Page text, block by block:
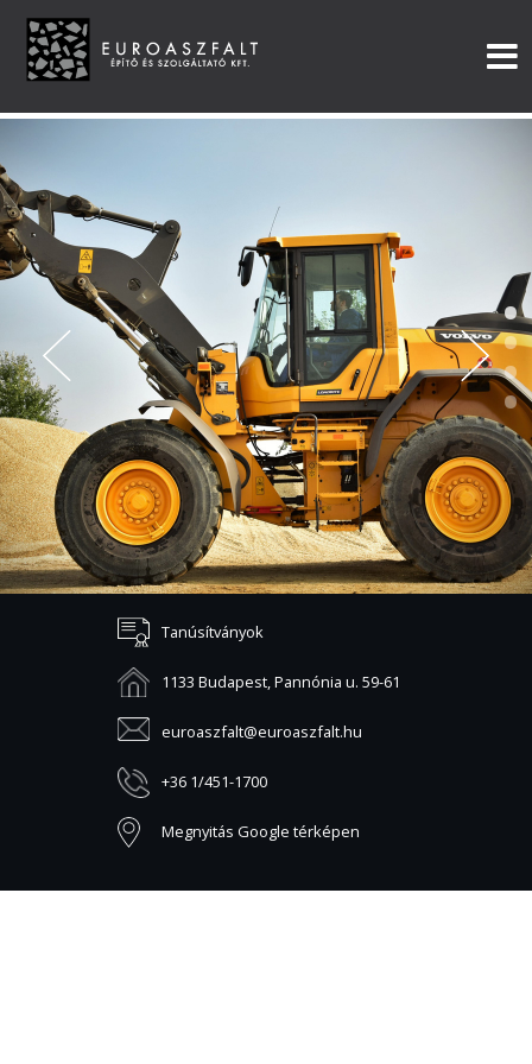
•
•
•
•
Tanúsítványok
1133 Budapest, Pannónia u. 59-61
euroaszfalt@euroaszfalt.hu
+36 1/451-1700
Megnyitás Google térképen